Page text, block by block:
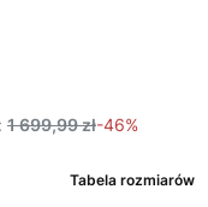
1 699,99 zł-46%
Tabela rozmiarów